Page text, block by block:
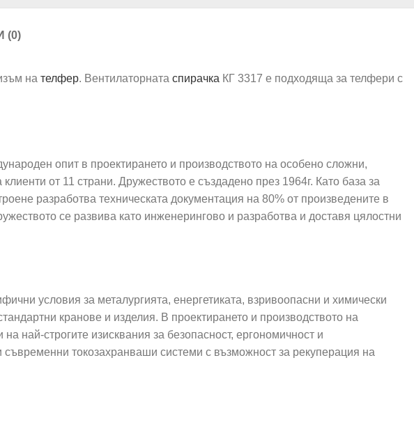
(0)
на телфер. Вентилаторната спирачка КГ 3317 е подходяща за телфери с
опит в проектирането и производството на особено сложни,
от 11 страни. Дружеството е създадено през 1964г. Като база за
разработва техническата документация на 80% от произведените в
се развива като инженерингово и разработва и доставя цялостни
условия за металургията, енергетиката, взривоопасни и химически
кранове и изделия. В проектирането и производството на
най-строгите изисквания за безопасност, ергономичност и
токозахранваши системи с възможност за рекуперация на